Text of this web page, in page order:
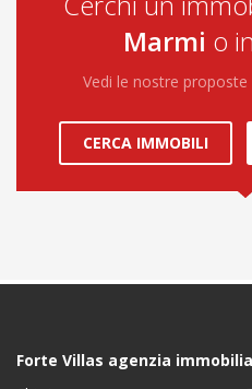
Marmi o in
Vedi le nostre
CERCA IMMOBILI
Forte Villas agenzia